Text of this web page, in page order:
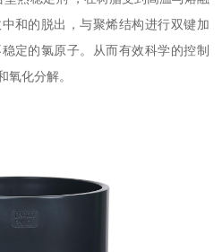
和的脱出，与聚烯结构进行双键加
定的氯原子。从而有效科学的控制
氧化分解。